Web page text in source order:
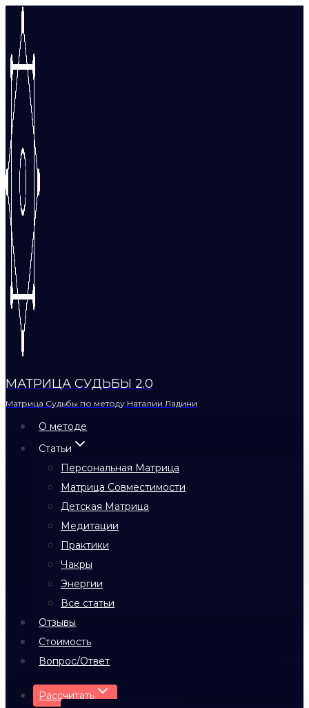
Перейти
содержимому
МАТРИЦА СУДЬБЫ 2.0
Матрица Судьбы по методу Наталии Ладини
О методе
Статьи
Персональная Матрица
Матрица Совместимости
Детская Матрица
Медитации
Практики
Чакры
Энергии
Все статьи
Отзывы
Стоимость
Вопрос/Ответ
Рассчитать